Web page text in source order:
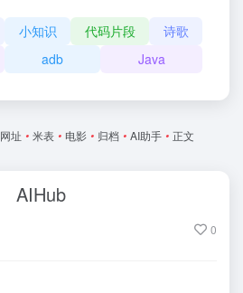
小知识 代码片段
诗歌
adb Java
网址 • 米表 • 电影 • 归档 • AI助手 • 正文
AIHub
0